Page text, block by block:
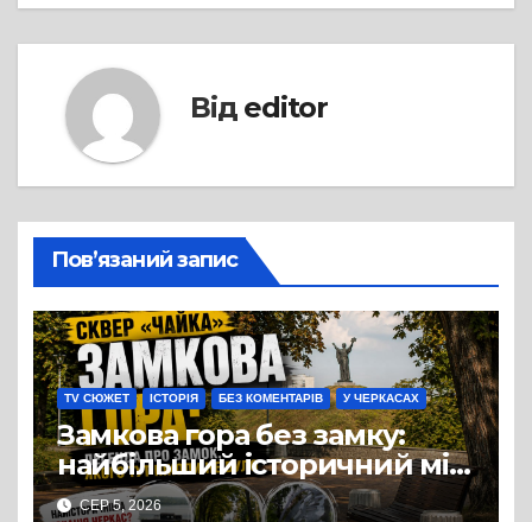
Від editor
Пов’язаний запис
TV СЮЖЕТ ІСТОРІЯ БЕЗ КОМЕНТАРІВ У ЧЕРКАСАХ
Замкова гора без замку:
найбільший історичний міф
Черкас
СЕР 5, 2026